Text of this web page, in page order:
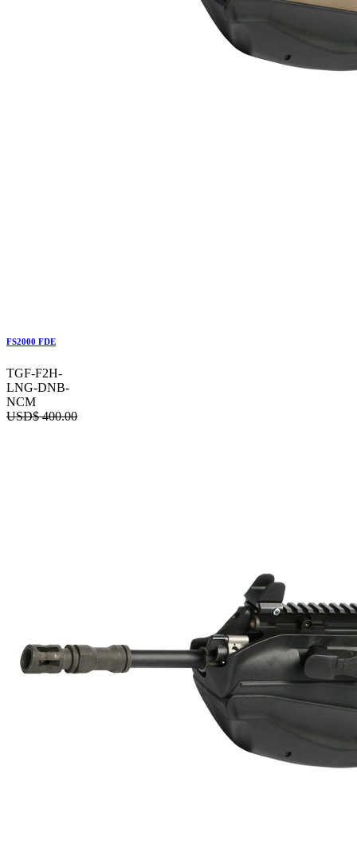
FS2000 FDE
TGF-F2H-
LNG-DNB-
NCM
USD$400.00